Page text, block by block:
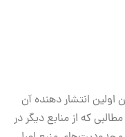
اولین انتشار دهنده آن
که از منابع دیگر در